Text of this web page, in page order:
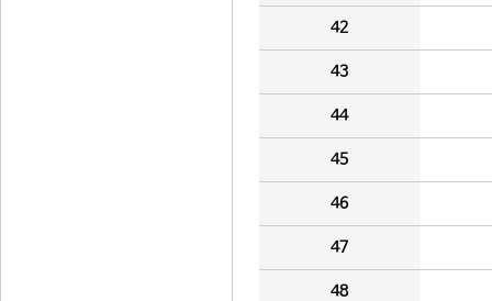
42
43
44
45
46
47
48